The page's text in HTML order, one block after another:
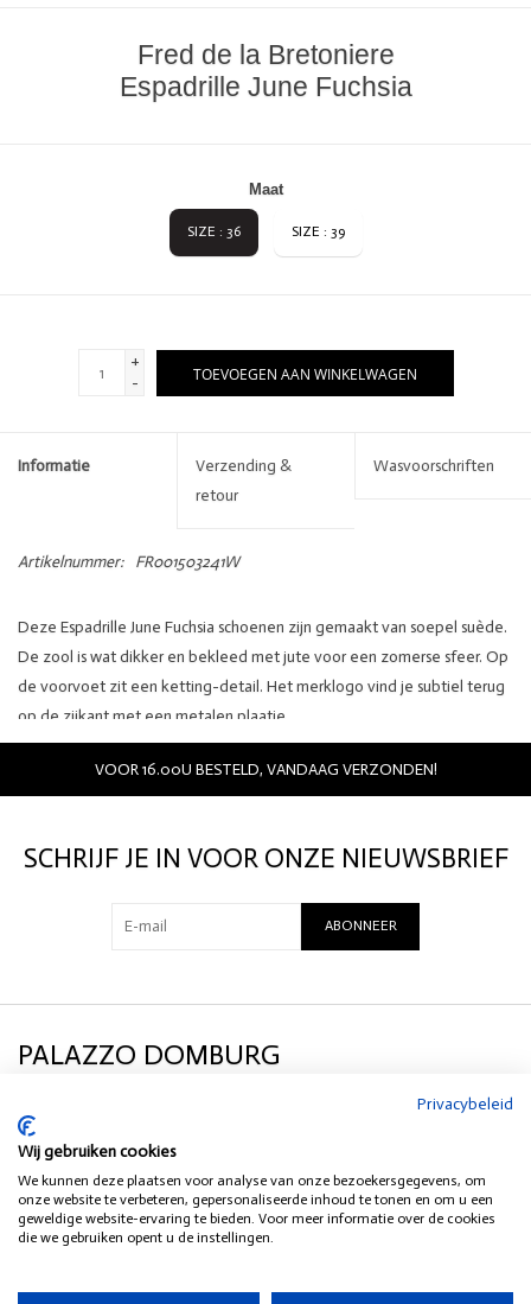
Fred de la Bretoniere
Espadrille June Fuchsia
Maat
SIZE : 36 SIZE : 39
+
-
TOEVOEGEN AAN WINKELWAGEN
Informatie
Verzending &
retour
Wasvoorschriften
Artikelnummer: FR001503241W
Deze Espadrille June Fuchsia schoenen zijn gemaakt van soepel suède.
De zool is wat dikker en bekleed met jute voor een zomerse sfeer. Op
de voorvoet zit een ketting-detail. Het merklogo vind je subtiel terug
op de zijkant met een metalen plaatje.
Materiaal : Leer, jute
VOOR 16.00U BESTELD, VANDAAG VERZONDEN!
SCHRIJF JE IN VOOR ONZE NIEUWSBRIEF
ABONNEER
PALAZZO DOMBURG
KLANTENSERVICE
SOCIAL MEDIA
Privacybeleid
Wij gebruiken cookies
We kunnen deze plaatsen voor analyse van onze bezoekersgegevens, om
onze website te verbeteren, gepersonaliseerde inhoud te tonen en om u een
geweldige website-ervaring te bieden. Voor meer informatie over de cookies
die we gebruiken opent u de instellingen.